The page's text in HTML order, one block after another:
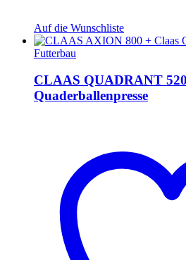
Auf die Wunschliste
Futterbau
CLAAS QUADRANT
Quaderballenpresse